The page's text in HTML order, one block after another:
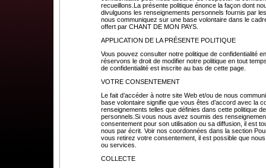
recueillons.La présente politique énonce la façon dont
divulguons les renseignements personnels fournis par
nous communiquez sur une base volontaire dans le
offert par CHANT DE MON PAYS.
APPLICATION DE LA PRÉSENTE POLITIQUE
Vous pouvez consulter notre politique de confidentialité
réservons le droit de modifier notre politique en tout
de confidentialité est inscrite au bas de cette page.
VOTRE CONSENTEMENT
Le fait d’accéder à notre site Web et/ou de nous
base volontaire signifie que vous êtes d’accord avec la
renseignements telles que définies dans cette politique
personnels.Si vous nous avez soumis des
consentement pour son utilisation ou sa diffusion, il est
nous par écrit. Voir nos coordonnées dans la section
vous retirez votre consentement, il est possible que
ou services.
COLLECTE